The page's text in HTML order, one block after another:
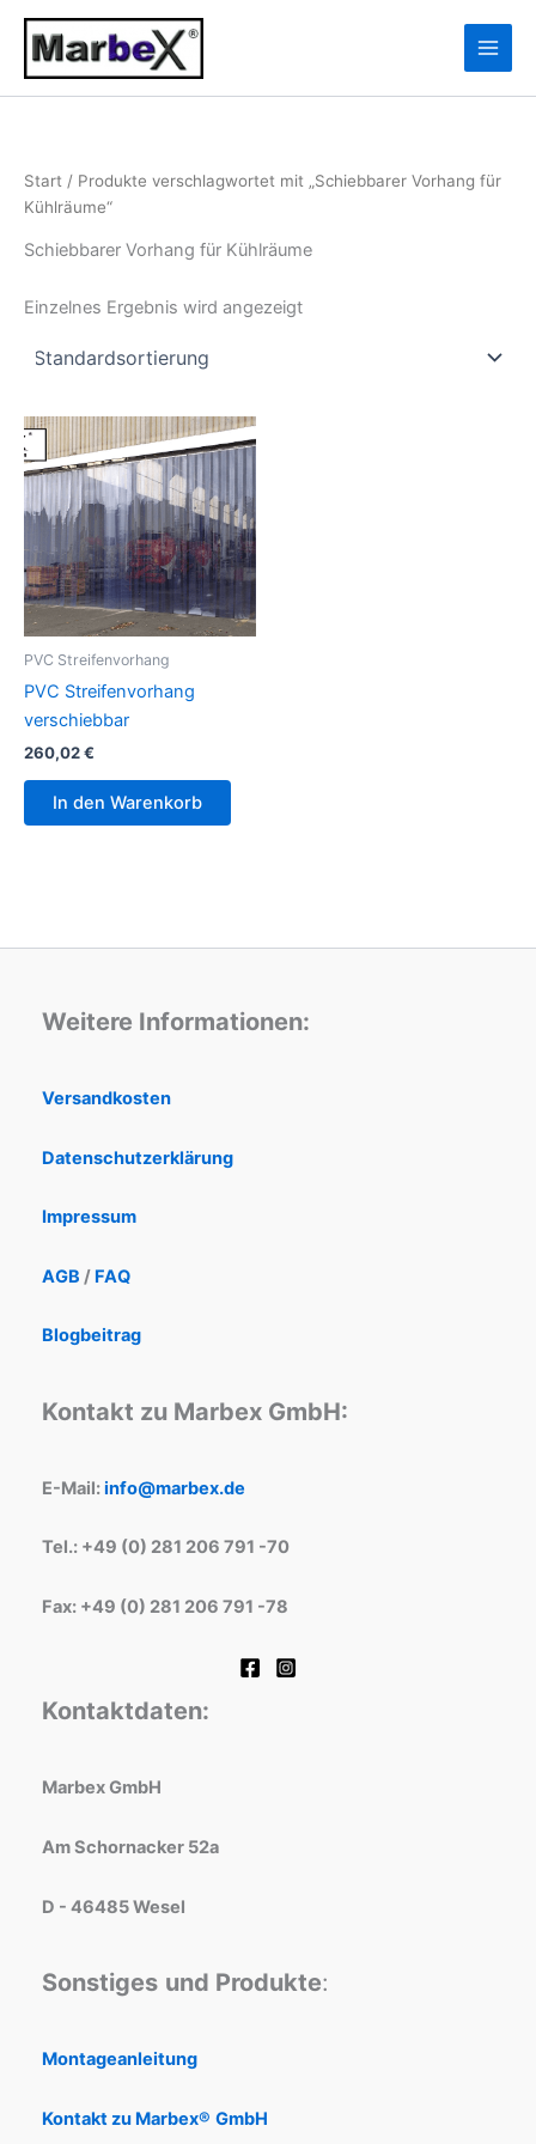
Zum
Inhalt
springen
Start / Produkte verschlagwortet mit „Schiebbarer Vorhang für
Kühlräume“
Schiebbarer Vorhang für Kühlräume
Einzelnes Ergebnis wird angezeigt
PVC Streifenvorhang
PVC Streifenvorhang
verschiebbar
260,02€
In den Warenkorb
Weitere Informationen:
Versandkosten
Datenschutzerklärung
Impressum
AGB / FAQ
Blogbeitrag
Kontakt zu Marbex GmbH:
E-Mail:info@marbex.de
Tel.: +49 (0) 281 206 791 -70
Fax: +49 (0) 281 206 791 -78
Kontaktdaten:
Marbex GmbH
Am Schornacker 52a
D - 46485 Wesel
Sonstiges und Produkte:
Montageanleitung
Kontakt zu Marbex® GmbH